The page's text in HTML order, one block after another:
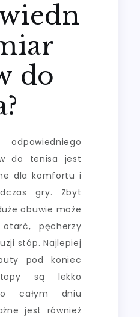
do
do tenisa jest
dla komfortu i
gry. Zbyt
obuwie może
pęcherzy
stóp. Najlepiej
pod koniec
są lekko
całym dniu
jest również